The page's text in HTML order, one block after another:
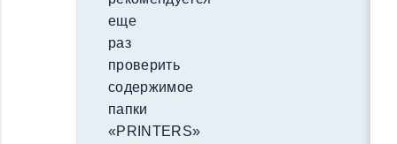
еще
раз
проверить
содержимое
папки
«PRINTERS»